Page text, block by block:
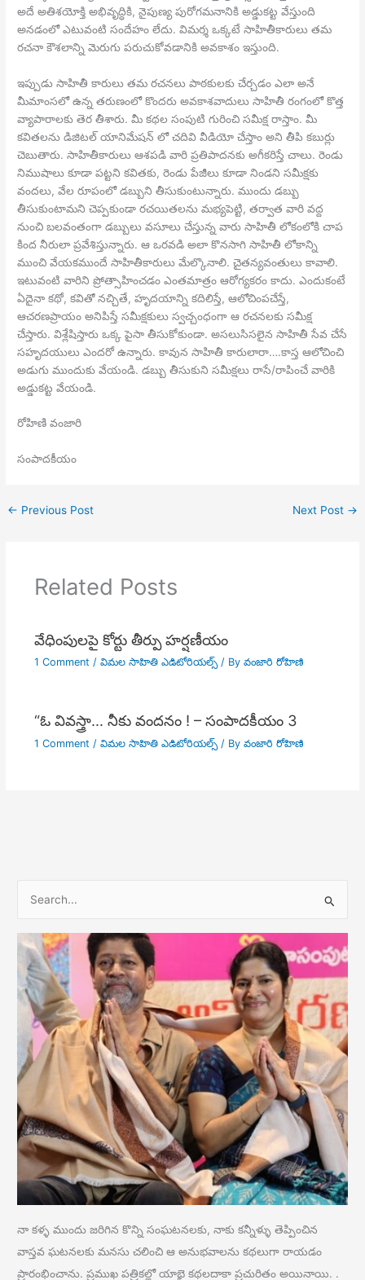
అదే అతిశయోక్తి అభివృద్ధికి, నైపుణ్య పురోగమనానికి అడ్డుకట్ట వేస్తుంది
అనడంలో ఎటువంటి సందేహం లేదు. విమర్శ ఒక్కటే సాహితీకారులు తమ
రచనా కౌశలాన్ని మెరుగు పరుచుకోవడానికి అవకాశం ఇస్తుంది.
ఇప్పుడు సాహితీ కారులు తమ రచనలు పాఠకులకు చేర్చడం ఎలా అనే
మీమాంసలో ఉన్న తరుణంలో కొందరు అవకాశవాదులు సాహితీ రంగంలో కొత్త
వ్యాపారాలకు తెర తీశారు. మీ కథల సంపుటి గురించి సమీక్ష రాస్తాం. మీ
కవితలను డిజిటల్ యానిమేషన్ లో చదివి వీడియో చేస్తాం అని తీపి కబుర్లు
చెబుతారు. సాహితీకారులు ఆశపడి వారి ప్రతిపాదనకు అగీకరిస్తే చాలు. రెండు
నిముషాలు కూడా పట్టని కవితకు, రెండు పేజీలు కూడా నిండని సమీక్షకు
వందలు, వేల రూపంలో డబ్బుని తీసుకుంటున్నారు. ముందు డబ్బు
తీసుకుంటామని చెప్పకుండా రచయితలను మభ్యపెట్టి, తర్వాత వారి వద్ద
నుంచి బలవంతంగా డబ్బులు వసూలు చేస్తున్న వారు సాహితీ లోకంలోకి చాప
కింద నీరులా ప్రవేశిస్తున్నారు. ఆ ఒరవడి అలా కొనసాగి సాహితీ లోకాన్ని
ముంచి వేయకముందే సాహితీకారులు మేల్కొనాలి. చైతన్యవంతులు కావాలి.
ఇటువంటి వారిని ప్రోత్సాహించడం ఎంతమాత్రం ఆరోగ్యకరం కాదు. ఎందుకంటే
ఏదైనా కథో, కవితో నచ్చితే, హృదయాన్ని కదిలిస్తే, ఆలోచింపచేస్తే,
ఆచరణప్రాయం అనిపిస్తే సమీక్షకులు స్వచ్చంధంగా ఆ రచనలకు సమీక్ష
చేస్తారు. విశ్లేషిస్తారు ఒక్క పైసా తీసుకోకుండా. అసలుసిసలైన సాహితీ సేవ చేసే
సహృదయులు ఎందరో ఉన్నారు. కావున సాహితీ కారులారా….కాస్త ఆలోచించి
అడుగు ముందుకు వేయండి. డబ్బు తీసుకుని సమీక్షలు రాసే/రాపించే వారికి
అడ్డుకట్ట వేయండి.
రోహిణి వంజారి
సంపాదకీయం
← Previous Post Next Post →
Related Posts
వేధింపులపై కోర్టు తీర్పు హర్షణీయం
1 Comment / విమల సాహితి ఎడిటోరియల్స్/ By వంజారి రోహిణి
“ఓ వివస్త్రా… నీకు వందనం ! – సంపాదకీయం 3
1 Comment / విమల సాహితి ఎడిటోరియల్స్/ By వంజారి రోహిణి
a
h
:
నా కళ్ళ ముందు జరిగిన కొన్ని సంఘటనలకు, నాకు కన్నీళ్ళు తెప్పించిన
వాస్తవ ఘటనలకు మనసు చలించి ఆ అనుభవాలను కథలుగా రాయడం
ప్రారంభించాను. ప్రముఖ పత్రికల్లో యాభై కథలదాకా ప్రచురితం అయినాయి. .